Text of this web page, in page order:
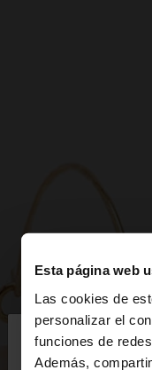
Esta página web
Las cookies de
personalizar el
funciones de
Además,
hola